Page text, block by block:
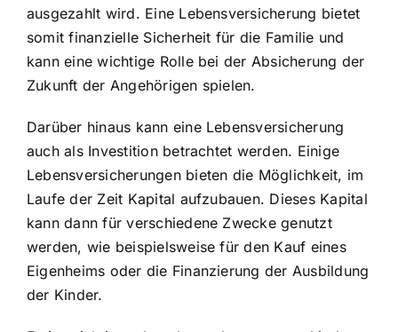
ausgezahlt wird. Eine Lebensversicherung bietet
somit finanzielle Sicherheit für die Familie und
kann eine wichtige Rolle bei der Absicherung der
Zukunft der Angehörigen spielen.
Darüber hinaus kann eine Lebensversicherung
auch als Investition betrachtet werden. Einige
Lebensversicherungen bieten die Möglichkeit, im
Laufe der Zeit Kapital aufzubauen. Dieses Kapital
kann dann für verschiedene Zwecke genutzt
werden, wie beispielsweise für den Kauf eines
Eigenheims oder die Finanzierung der Ausbildung
der Kinder.